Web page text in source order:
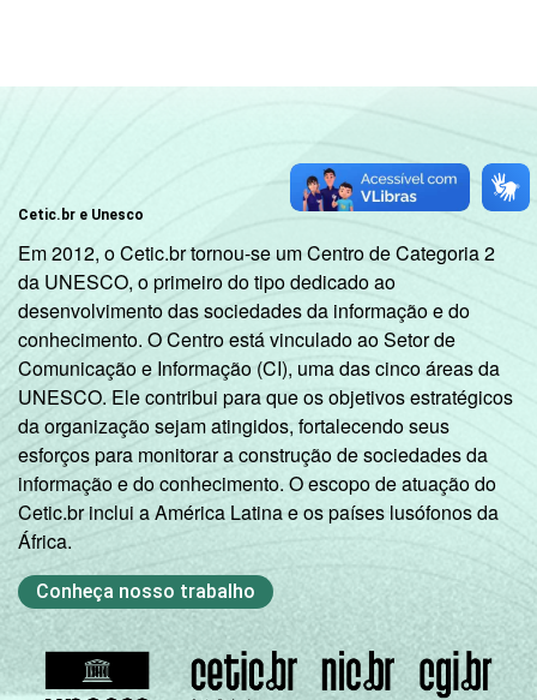
Cetic.br e Unesco
Em 2012, o Cetic.br tornou-se um Centro de Categoria 2
da UNESCO, o primeiro do tipo dedicado ao
desenvolvimento das sociedades da informação e do
conhecimento. O Centro está vinculado ao Setor de
Comunicação e Informação (CI), uma das cinco áreas da
UNESCO. Ele contribui para que os objetivos estratégicos
da organização sejam atingidos, fortalecendo seus
esforços para monitorar a construção de sociedades da
informação e do conhecimento. O escopo de atuação do
Cetic.br inclui a América Latina e os países lusófonos da
África.
Conheça nosso trabalho